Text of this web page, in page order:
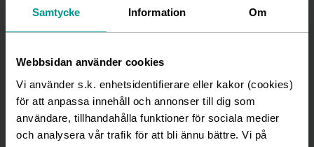
Samtycke Information Om
Webbsidan använder cookies
Vi använder s.k. enhetsidentifierare eller kakor (cookies)
för att anpassa innehåll och annonser till dig som
användare, tillhandahålla funktioner för sociala medier
och analysera vår trafik för att bli ännu bättre. Vi på
den 16 april 2025 kl.07.30 CEST.
Moment Group - upplevelsekoncernen
Med en palett av starka varumärken och femton
arenor i Skandinaviens största städer är
Moment Group en av de ledande aktörerna inom
upplevelsebranschen. Show, musikal, teater,
konsert, club, event, aktivitetsrestauranger och
bistro är en del av det som står på menyn inom